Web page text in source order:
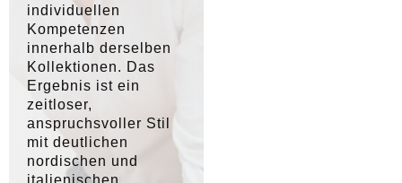
individuellen
Kompetenzen
innerhalb derselben
Kollektionen. Das
Ergebnis ist ein
zeitloser,
anspruchsvoller Stil
mit deutlichen
nordischen und
italienischen